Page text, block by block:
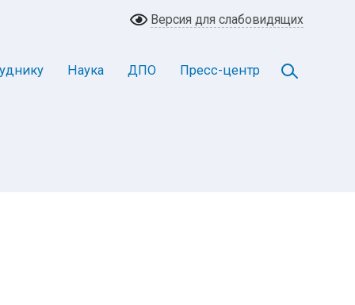
Версия для слабовидящих
Наука ДПО Пресс-центр